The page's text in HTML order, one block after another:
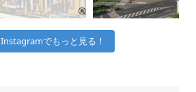
Instagramでもっと見る！